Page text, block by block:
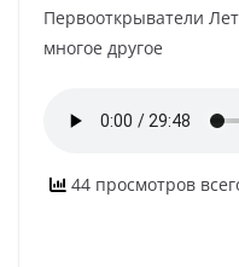
Первооткрыватели
многое другое
44 просмотров